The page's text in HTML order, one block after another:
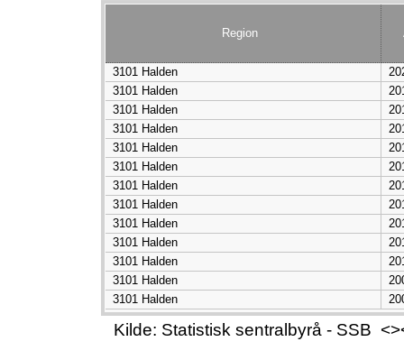
Region
3101 Halden
3101 Halden
3101 Halden
3101 Halden
3101 Halden
3101 Halden
3101 Halden
3101 Halden
3101 Halden
3101 Halden
3101 Halden
3101 Halden
3101 Halden
Kilde: Statistisk sentralbyrå - SSB